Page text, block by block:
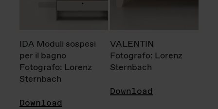
IDA Moduli sospesi
per il bagno
Fotografo: Lorenz
Sternbach
Download
VALENTIN
Fotografo: Lorenz
Sternbach
Download